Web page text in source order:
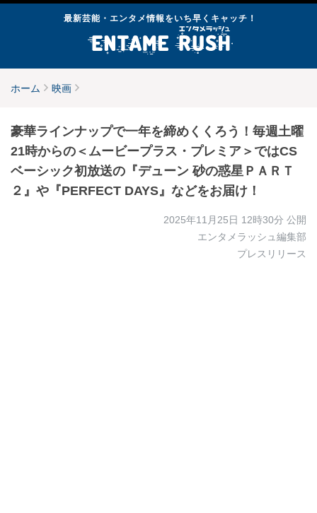
最新芸能・エンタメ情報をいち早くキャッチ！
ホーム 映画
豪華ラインナップで一年を締めくくろう！毎週土曜
21時からの＜ムービープラス・プレミア＞ではCS
ベーシック初放送の『デューン 砂の惑星ＰＡＲＴ
２』や『PERFECT DAYS』などをお届け！
2025年11月25日 12時30分 公開
エンタメラッシュ編集部
プレスリリース